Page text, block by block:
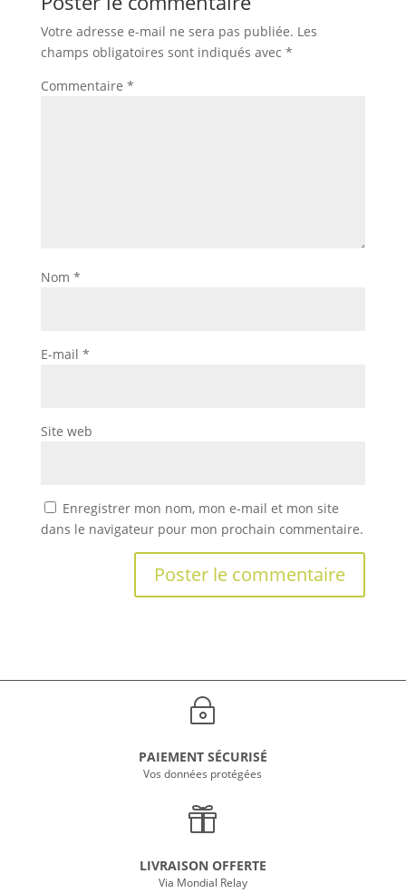
Votre adresse e-mail ne sera pas publiée. Les
champs obligatoires sont indiqués avec *
Commentaire *
Nom *
E-mail *
Site web
Enregistrer mon nom, mon e-mail et mon site
dans le navigateur pour mon prochain commentaire.
~
PAIEMENT SÉCURISÉ
Vos données protégées

LIVRAISON OFFERTE
Via Mondial Relay